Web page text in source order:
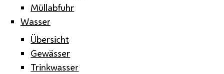
Müllabfuhr
Wasser
Übersicht
Gewässer
Trinkwasser